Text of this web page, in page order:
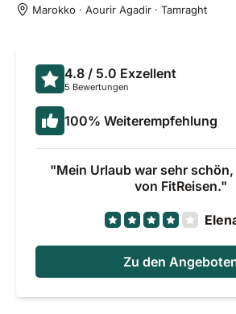
Marokko · Aourir Agadir · Tamraght
4.8 / 5.0 Exzellent
5 Bewertungen
100% Weiterempfehlung
Mein Urlaub war sehr
von FitReisen.
Zu den